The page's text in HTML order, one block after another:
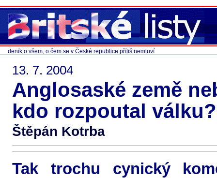
deník o všem, o čem se v České republice příliš nemluví
13. 7. 2004
Anglosaské země
kdo rozpoutal válku?
Štěpán Kotrba
Tak trochu cynický